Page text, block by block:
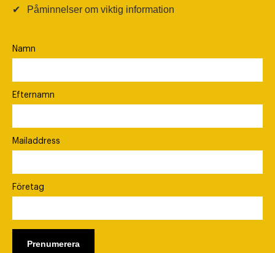
✔ Påminnelser om viktig information
Namn
Efternamn
Mailaddress
Företag